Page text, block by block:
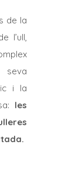
de la
l’ull,
i la
les